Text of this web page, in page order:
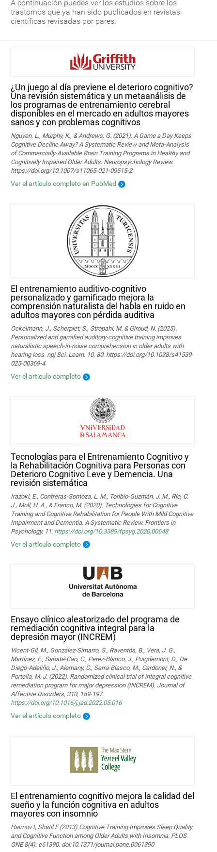
A continuación puedes ver los estudios sobre los
trastornos que ya han sido publicados en revistas
científicas revisadas por pares.
¿Un juego al día previene el deterioro cognitivo?
Una revisión sistemática y un metaanálisis de
los programas de entrenamiento cerebral
disponibles en el mercado en adultos mayores
sanos y con problemas cognitivos
Nguyen, L., Murphy, K., & Andrews, G. (2021). A Game a Day Keeps
Cognitive Decline Away? A Systematic Review and Meta-Analysis
of Commercially-Available Brain Training Programs in Healthy and
Cognitively Impaired Older Adults. Neuropsychology Review.
https://doi.org/10.1007/s11065-021-09515-2
Ver el artículo completo en PubMed
El entrenamiento auditivo-cognitivo
personalizado y gamificado mejora la
comprensión naturalista del habla en ruido en
adultos mayores con pérdida auditiva
Ockelmann, J., Scherpiet, S., Stropahl, M. & Giroud, N. (2025).
Personalized and gamified auditory-cognitive training improves
naturalistic speech-in-noise comprehension in older adults with
hearing loss. npj Sci. Learn. 10, 80. https://doi.org/10.1038/s41539-
025-00369-4
Ver el artículo completo
Tecnologías para el Entrenamiento Cognitivo y
la Rehabilitación Cognitiva para Personas con
Deterioro Cognitivo Leve y Demencia. Una
revisión sistemática
Irazoki, E., Contreras-Somoza, L. M., Toribio-Guzmán, J. M., Río, C.
J., Moll, H. A., & Franco, M. (2020). Technologies for Cognitive
Training and Cognitive Rehabilitation for People With Mild Cognitive
Impairment and Dementia. A Systematic Review. Frontiers in
Psychology, 11. https://doi.org/10.3389/fpsyg.2020.00648
Ver el artículo completo
Ensayo clínico aleatorizado del programa de
remediación cognitiva integral para la
depresión mayor (INCREM)
Vicent-Gil, M., González-Simarro, S., Raventós, B., Vera, J. G.,
Martínez, E., Sabaté-Cao, C., Perez-Blanco, J., Puigdemont, D., De
Diego-Adeliño, J., Alemany, C., Serra-Blasco, M., Cardoner, N., &
Portella, M. J. (2022). Randomized clinical trial of integral cognitive
remediation program for major depression (INCREM). Journal of
Affective Disorders, 310, 189-197.
https://doi.org/10.1016/j.jad.2022.05.016
Ver el artículo completo
El entrenamiento cognitivo mejora la calidad del
sueño y la función cognitiva en adultos
mayores con insomnio
Haimov I, Shatil E (2013) Cognitive Training Improves Sleep Quality
and Cognitive Function among Older Adults with Insomnia. PLOS
ONE 8(4): e61390. doi:10.1371/journal.pone.0061390